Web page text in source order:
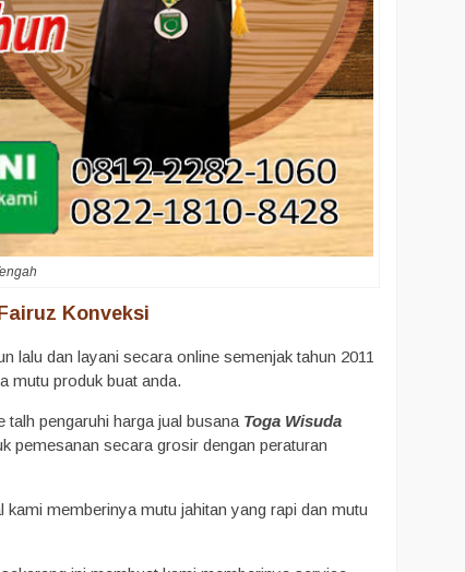
Konveksi
lalu dan layani secara online semenjak tahun 2011
mutu produk buat anda.
pengaruhi harga jual busana Toga Wisuda
pemesanan secara grosir dengan peraturan
memberinya mutu jahitan yang rapi dan mutu